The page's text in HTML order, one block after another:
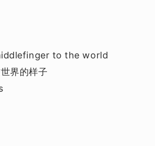
to the world
界的样子